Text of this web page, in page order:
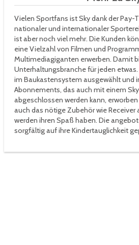
Vielen Sportfans ist Sky dank der
nationaler und internationaler
ist aber noch viel mehr. Die Kunden
eine Vielzahl von Filmen und
Multimediagiganten erwerben. Damit
Unterhaltungsbranche für jeden
im Baukastensystem ausgewählt und
Abonnements, das auch mit einem
abgeschlossen werden kann,
auch das nötige Zubehör wie Receiver
werden ihren Spaß haben. Die
sorgfältig auf ihre Kindertauglichkeit